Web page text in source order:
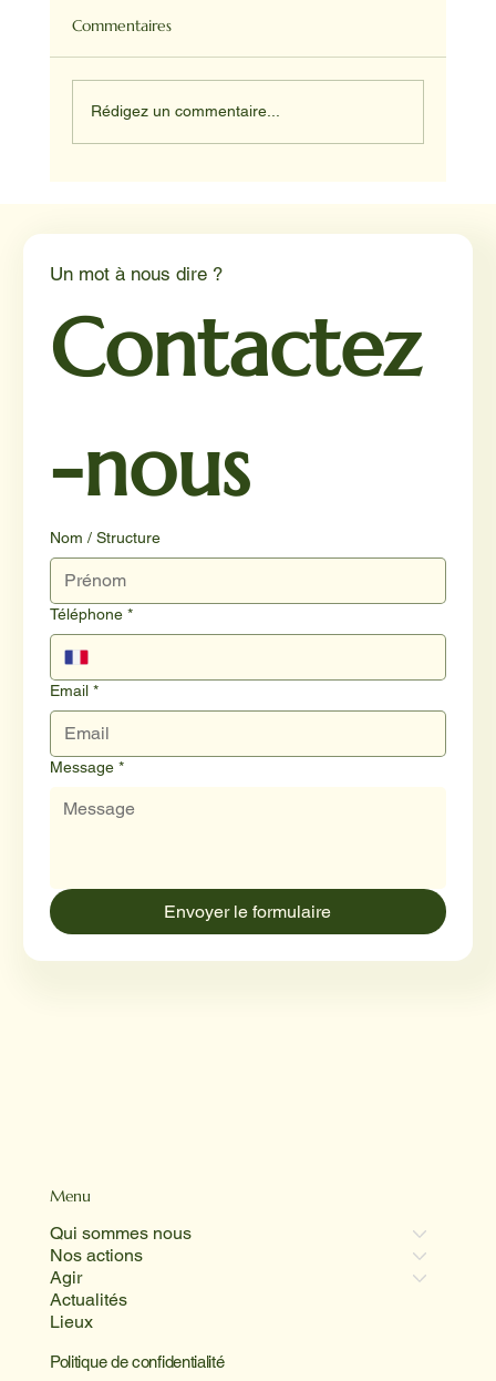
Commentaires
Rédigez un commentaire...
Menu
Qui sommes nous
Nos actions
Agir
Actualités
Lieux
Politique de confidentialité
Un mot à nous dire ?
Contactez
-nous
Nom / Structure
Téléphone *
Email *
Message *
Envoyer le formulaire